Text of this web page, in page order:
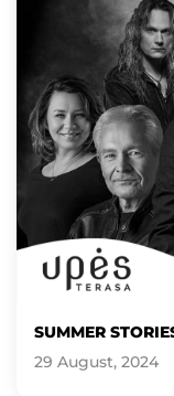
SUMMER
29 August, 2024